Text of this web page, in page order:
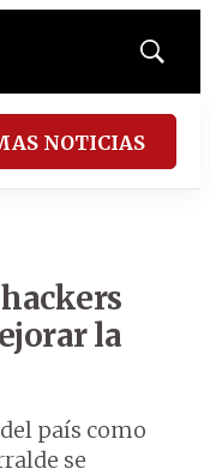
Mostrar
NOTICIAS
la
país como
se